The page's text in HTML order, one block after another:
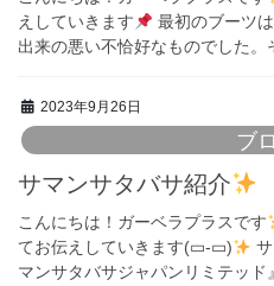
えしていきます
最初のブーツ
出来の悪い不恰好なものでした
2023年9月26日
ブ
サマンサタバサ紹介
こんにちは！ガーベラプラスです
てお伝えしていきます(▭-▭)
マンサタバサジャパンリミテッ